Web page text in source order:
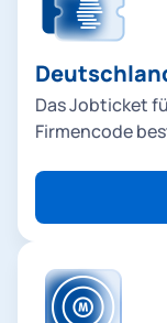
T
a
m
Das Jobticket
Firmencode